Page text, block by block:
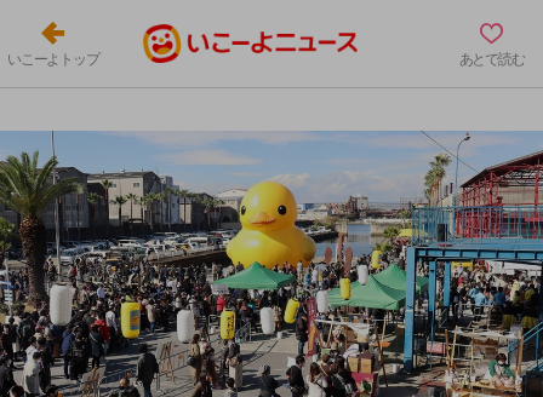
いこーよトップ あとで読む